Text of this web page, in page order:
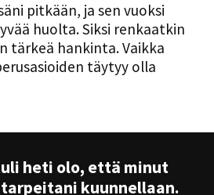
pitkään, ja sen vuoksi
huolta. Siksi renkaatkin
tärkeä hankinta. Vaikka
täytyy olla
heti olo, että minut
kuunnellaan.